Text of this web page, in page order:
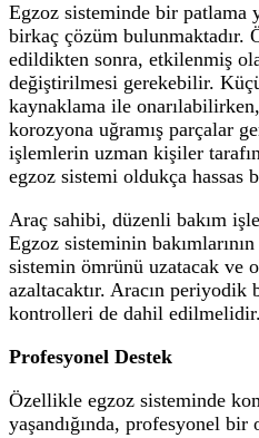
Egzoz sisteminde bir patlama
birkaç çözüm bulunmaktadır.
edildikten sonra, etkilenmiş
değiştirilmesi gerekebilir.
kaynaklama ile
korozyona uğramış parçalar
işlemlerin uzman kişiler
egzoz sistemi oldukça hassas
Araç sahibi, düzenli bakım
Egzoz sisteminin bakımlarının
sistemin ömrünü uzatacak ve
azaltacaktır. Aracın periyodik
kontrolleri de dahil edilmelidir.
Profesyonel Destek
Özellikle egzoz sisteminde
yaşandığında, profesyonel bir